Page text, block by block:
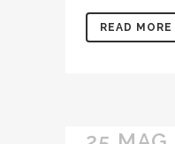
READ MORE